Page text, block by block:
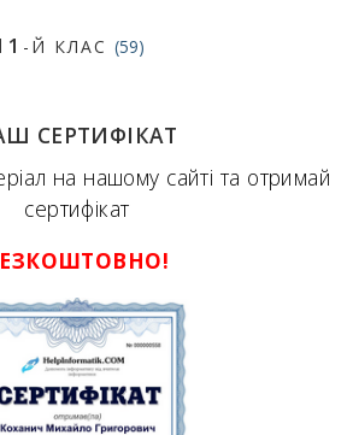
-Й КЛАС (59)
СЕРТИФІКАТ
на нашому сайті та отримай
сертифікат